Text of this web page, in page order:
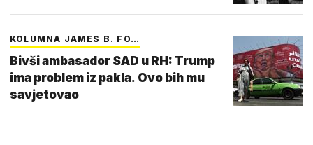
KOLUMNA JAMES B. FO…
Bivši ambasador SAD u RH: Trump
ima problem iz pakla. Ovo bih mu
savjetovao